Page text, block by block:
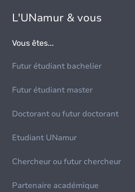
L'UNamur & vous
Vous êtes...
Futur étudiant bachelier
Futur étudiant master
Doctorant ou futur doctorant
Etudiant UNamur
Chercheur ou futur chercheur
Partenaire académique